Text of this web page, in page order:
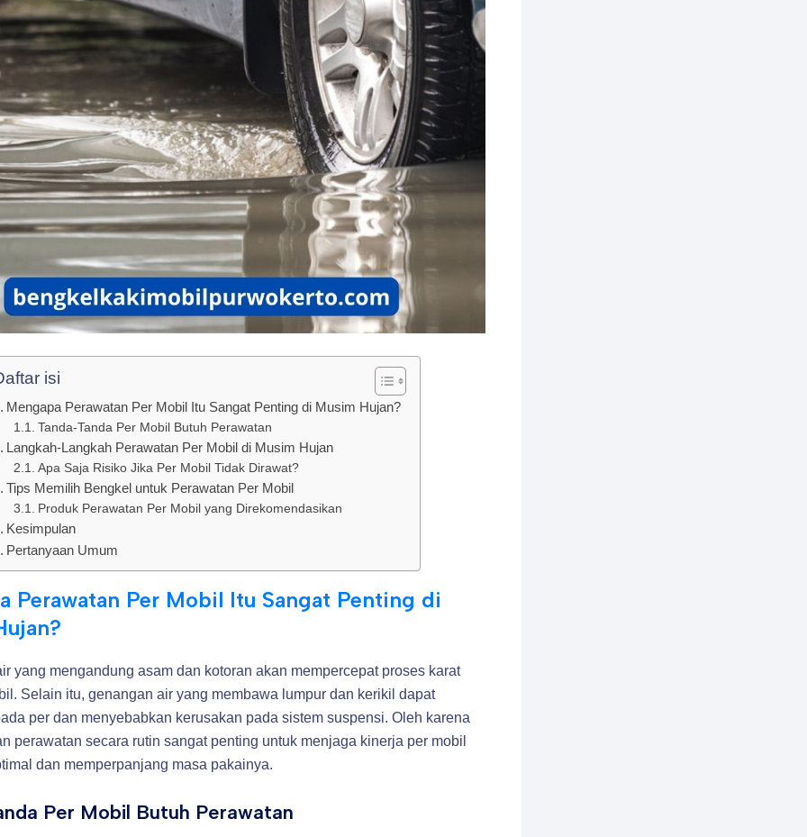
isi
Mengapa Perawatan Per Mobil Itu Sangat Penting di Musim Hujan?
Tanda-Tanda Per Mobil Butuh Perawatan
Langkah-Langkah Perawatan Per Mobil di Musim Hujan
Apa Saja Risiko Jika Per Mobil Tidak Dirawat?
Tips Memilih Bengkel untuk Perawatan Per Mobil
Produk Perawatan Per Mobil yang Direkomendasikan
Kesimpulan
Pertanyaan Umum
Perawatan Per Mobil Itu Sangat Penting di
yang mengandung asam dan kotoran akan mempercepat proses karat
Selain itu, genangan air yang membawa lumpur dan kerikil dapat
per dan menyebabkan kerusakan pada sistem suspensi. Oleh karena
perawatan secara rutin sangat penting untuk menjaga kinerja per mobil
dan memperpanjang masa pakainya.
Per Mobil Butuh Perawatan